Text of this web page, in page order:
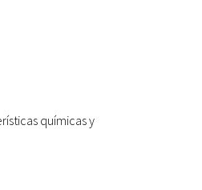
químicas y